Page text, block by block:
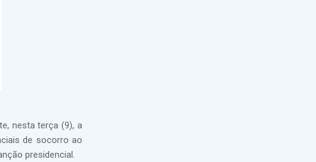
nesta terça (9), a
de socorro ao
presidencial.